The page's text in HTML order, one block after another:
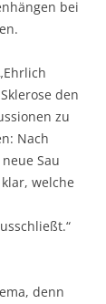
bei
den
zu
Nach
Sau
welche
denn